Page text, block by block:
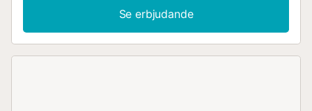
för 5 personer. Den har 2 badrum med dusch. Köket är fullt
utrustat, diskmaskin, kaffebryggare, vattenkokare,
brödrost, etc. Det finns ingen tvättmaskin, men det finns
Se erbjudande